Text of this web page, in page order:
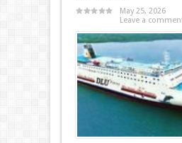
May 25, 2026
Leave a